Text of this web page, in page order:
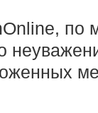
по